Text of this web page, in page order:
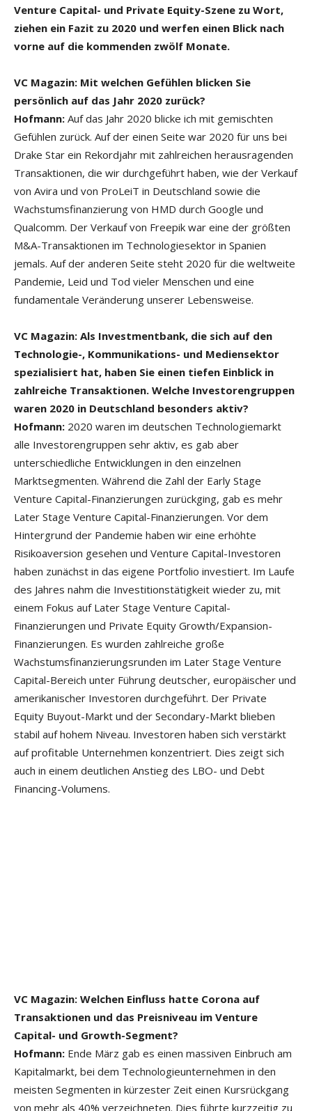
Venture Capital- und Private Equity-Szene zu Wort,
ziehen ein Fazit zu 2020 und werfen einen Blick nach
vorne auf die kommenden zwölf Monate.
VC Magazin: Mit welchen Gefühlen blicken Sie
persönlich auf das Jahr 2020 zurück?
Hofmann: Auf das Jahr 2020 blicke ich mit gemischten
Gefühlen zurück. Auf der einen Seite war 2020 für uns bei
Drake Star ein Rekordjahr mit zahlreichen herausragenden
Transaktionen, die wir durchgeführt haben, wie der Verkauf
von Avira und von ProLeiT in Deutschland sowie die
Wachstumsfinanzierung von HMD durch Google und
Qualcomm. Der Verkauf von Freepik war eine der größten
M&A-Transaktionen im Technologiesektor in Spanien
jemals. Auf der anderen Seite steht 2020 für die weltweite
Pandemie, Leid und Tod vieler Menschen und eine
fundamentale Veränderung unserer Lebensweise.
VC Magazin: Als Investmentbank, die sich auf den
Technologie-, Kommunikations- und Mediensektor
spezialisiert hat, haben Sie einen tiefen Einblick in
zahlreiche Transaktionen. Welche Investorengruppen
waren 2020 in Deutschland besonders aktiv?
Hofmann: 2020 waren im deutschen Technologiemarkt
alle Investorengruppen sehr aktiv, es gab aber
unterschiedliche Entwicklungen in den einzelnen
Marktsegmenten. Während die Zahl der Early Stage
Venture Capital-Finanzierungen zurückging, gab es mehr
Later Stage Venture Capital-Finanzierungen. Vor dem
Hintergrund der Pandemie haben wir eine erhöhte
Risikoaversion gesehen und Venture Capital-Investoren
haben zunächst in das eigene Portfolio investiert. Im Laufe
des Jahres nahm die Investitionstätigkeit wieder zu, mit
einem Fokus auf Later Stage Venture Capital-
Finanzierungen und Private Equity Growth/Expansion-
Finanzierungen. Es wurden zahlreiche große
Wachstumsfinanzierungsrunden im Later Stage Venture
Capital-Bereich unter Führung deutscher, europäischer und
amerikanischer Investoren durchgeführt. Der Private
Equity Buyout-Markt und der Secondary-Markt blieben
stabil auf hohem Niveau. Investoren haben sich verstärkt
auf profitable Unternehmen konzentriert. Dies zeigt sich
auch in einem deutlichen Anstieg des LBO- und Debt
Financing-Volumens.
VC Magazin: Welchen Einfluss hatte Corona auf
Transaktionen und das Preisniveau im Venture
Capital- und Growth-Segment?
Hofmann: Ende März gab es einen massiven Einbruch am
Kapitalmarkt, bei dem Technologieunternehmen in den
meisten Segmenten in kürzester Zeit einen Kursrückgang
von mehr als 40% verzeichneten. Dies führte kurzzeitig zu